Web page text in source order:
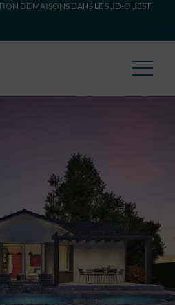
DE MAISONS DANS LE SUD-OUEST